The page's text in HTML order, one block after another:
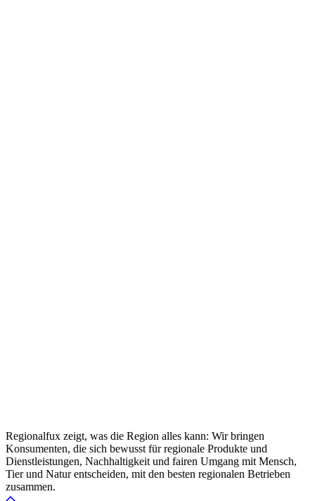
Regionalfux zeigt, was die Region alles kann: Wir bringen
Konsumenten, die sich bewusst für regionale Produkte und
Dienstleistungen, Nachhaltigkeit und fairen Umgang mit Mensch,
Tier und Natur entscheiden, mit den besten regionalen Betrieben
zusammen.